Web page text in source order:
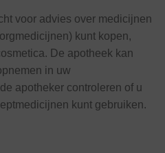
voor advies over medicijnen
kunt kopen,
De apotheek kan
in uw
apotheker controleren of u
kunt gebruiken.